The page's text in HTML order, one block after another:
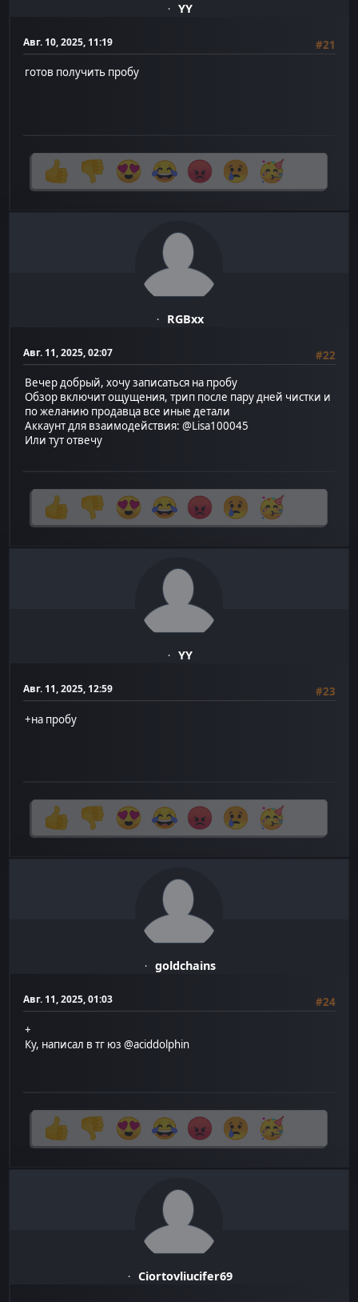
YY
Авг. 10, 2025, 11:19
#21
готов получить пробу
RGBxx
Авг. 11, 2025, 02:07
#22
Вечер добрый, хочу записаться на пробу
Обзор включит ощущения, трип после пару дней чистки и
по желанию продавца все иные детали
Аккаунт для взаимодействия: @Lisa100045
Или тут отвечу
YY
Авг. 11, 2025, 12:59
#23
+на пробу
goldchains
Авг. 11, 2025, 01:03
#24
+
Ку, написал в тг юз @aciddolphin
Ciortovliucifer69